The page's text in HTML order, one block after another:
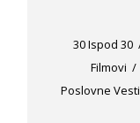
30 Ispod 30
Filmovi
Poslovne Vesti